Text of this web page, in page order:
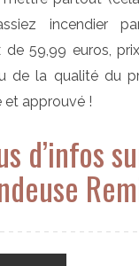
incendier
de 59,99 euros,
de la qualité du
et approuvé !
d’infos